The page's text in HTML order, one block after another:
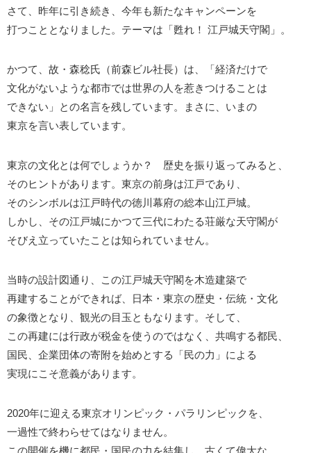
さて、昨年に引き続き、今年も新たなキャンペーンを
打つこととなりました。テーマは「甦れ！ 江戸城天守閣」。
かつて、故・森稔氏（前森ビル社長）は、「経済だけで
文化がないような都市では世界の人を惹きつけることは
できない」との名言を残しています。まさに、いまの
東京を言い表しています。
東京の文化とは何でしょうか？ 歴史を振り返ってみると、
そのヒントがあります。東京の前身は江戸であり、
そのシンボルは江戸時代の徳川幕府の総本山江戸城。
しかし、その江戸城にかつて三代にわたる荘厳な天守閣が
そびえ立っていたことは知られていません。
当時の設計図通り、この江戸城天守閣を木造建築で
再建することができれば、日本・東京の歴史・伝統・文化
の象徴となり、観光の目玉ともなります。そして、
この再建には行政が税金を使うのではなく、共鳴する都民、
国民、企業団体の寄附を始めとする「民の力」による
実現にこそ意義があります。
2020年に迎える東京オリンピック・パラリンピックを、
一過性で終わらせてはなりません。
この開催を機に都民・国民の力を結集し、古くて偉大な